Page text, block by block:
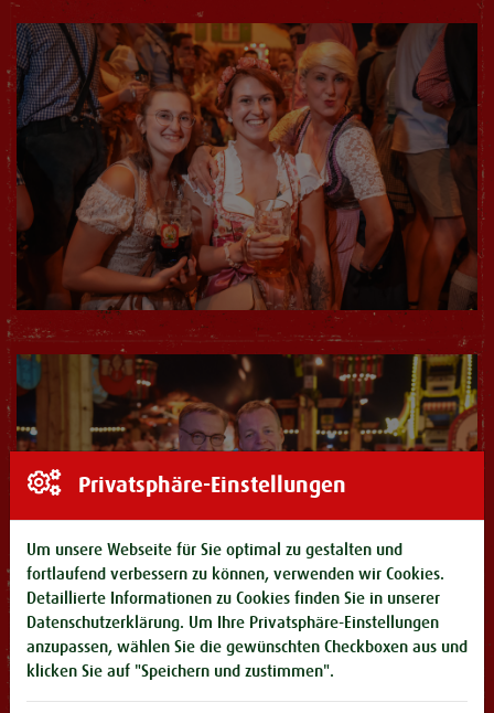
Privatsphäre-Einstellungen
Um unsere Webseite für Sie optimal zu gestalten und
fortlaufend verbessern zu können, verwenden wir Cookies.
Detaillierte Informationen zu Cookies finden Sie in unserer
Datenschutzerklärung. Um Ihre Privatsphäre-Einstellungen
anzupassen, wählen Sie die gewünschten Checkboxen aus und
klicken Sie auf "Speichern und zustimmen".